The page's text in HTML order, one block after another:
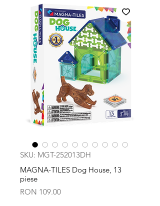
SKU: MGT-252013DH
MAGNA-TILES Dog House, 13
piese
RON 109.00Price